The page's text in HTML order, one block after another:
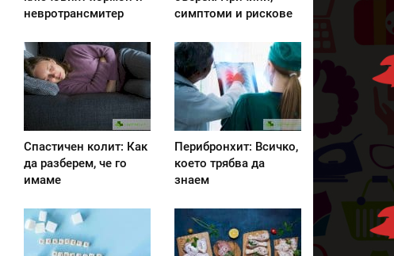
невротрансмитер
симптоми и рискове
Спастичен колит: Как
да разберем, че го
имаме
Перибронхит: Всичко,
което трябва да
знаем